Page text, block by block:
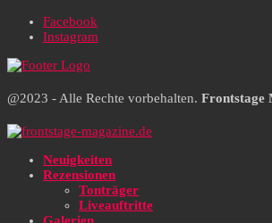
Facebook
Instagram
@2023 - Alle Rechte vorbehalten. Frontstage
Neuigkeiten
Rezensionen
Tonträger
Liveauftritte